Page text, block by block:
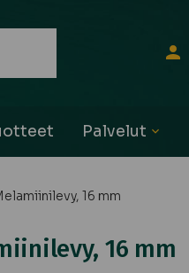
Palvelut
16 mm
16 mm